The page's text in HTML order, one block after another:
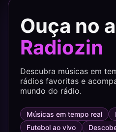
Ouça no
Radiozin
Descubra músicas em
rádios favoritas e
mundo do rádio.
Músicas em tempo real
Futebol ao vivo